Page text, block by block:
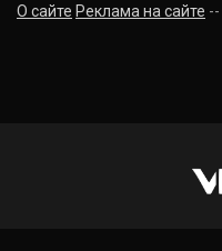
О сайте Реклама на сайте --